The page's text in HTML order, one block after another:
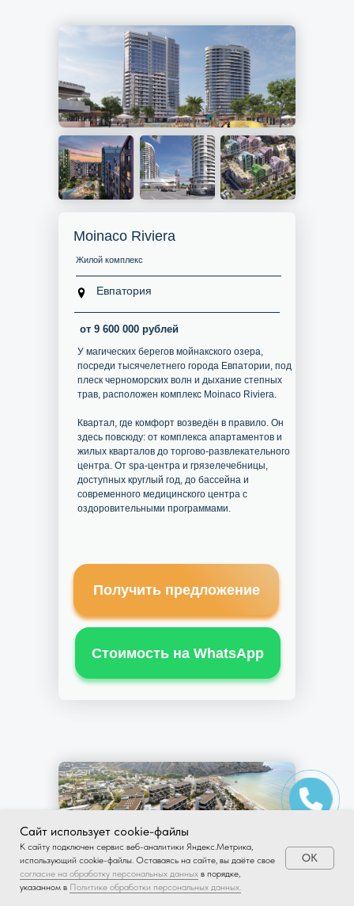
Сайт использует cookie-файлы
К cайту подключен сервис веб-аналитики Яндекс.Метрика,
использующий cookie-файлы. Оставаясь на сайте, вы даёте свое
согласие на обработку персональных данных в порядке,
указанном в Политике обработки персональных данных.
OK
Moinaco Riviera
от 9 600 000 рублей
Жилой комплекс
У магических берегов мойнакского озера,
посреди тысячелетнего города Евпатории, под
плеск черноморских волн и дыхание степных
трав, расположен комплекс Moinaco Riviera.
Квартал, где комфорт возведён в правило. Он
здесь повсюду: от комплекса апартаментов и
жилых кварталов до торгово-развлекательного
центра. От spa-центра и грязелечебницы,
доступных круглый год, до бассейна и
современного медицинского центра с
оздоровительными программами.
Евпатория
Получить предложение
Стоимость на WhatsApp